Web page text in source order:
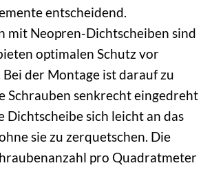
entscheidend.
mit Neopren-Dichtscheiben sind
optimalen Schutz vor
der Montage ist darauf zu
Schrauben senkrecht eingedreht
Dichtscheibe sich leicht an das
sie zu zerquetschen. Die
pro Quadratmeter